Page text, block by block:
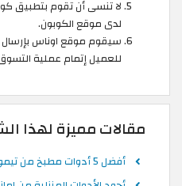
لدى موقع الكوبون.
سيقوم موقع اوناس بإرسال
للعميل إتمام عملية
مقالات مميزة لهذا
أفضل 5 أدوات مطبخ من تيمو الكويت | عروض تيمو 2026